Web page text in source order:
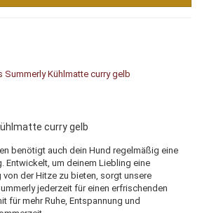
curry gelb
benötigt auch dein Hund regelmäßig eine
Entwickelt, um deinem Liebling eine
der Hitze zu bieten, sorgt unsere
jederzeit für einen erfrischenden
für mehr Ruhe, Entspannung und